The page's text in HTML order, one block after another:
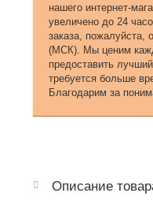
нашего интернет-
увеличено до 24
заказа, пожалуйста,
(МСК). Мы ценим
предоставить
требуется больше
Благодарим за
Описание